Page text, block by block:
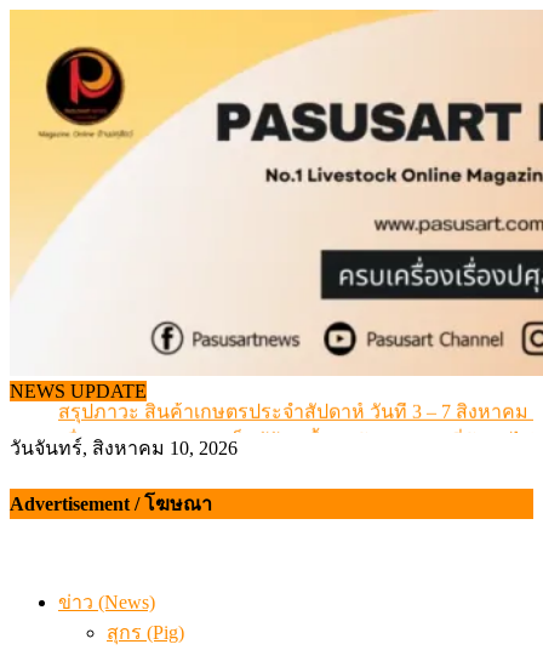
content
NEWS UPDATE
เดินหน้าดัน “ราคากลางโคเนื้อ” แก้ปัญหาราคาโคเนื้อตก
สรุปภาวะ สินค้าเกษตรประจำสัปดาห์ วันที่ 3 – 7 สิงหาคม
เมื่อเกษตรกรถูกมองเป็นผู้ร้ายเบื้องหลังราคาหมูที่สังคมไม่
ข้อมูลราคา สุกรมีชีวิตหน้าฟาร์ม พระที่ 6 สิงหาคม 2569
วันจันทร์, สิงหาคม 10, 2026
Advertisement / โฆษณา
ข่าว (News)
สุกร (Pig)